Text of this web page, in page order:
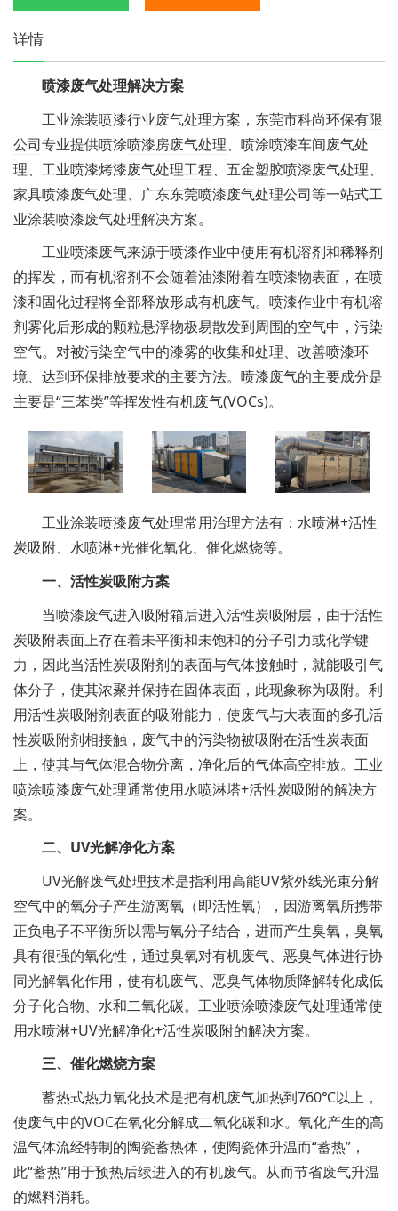
详情
喷漆废气处理解决方案
工业涂装喷漆行业废气处理方案， 东莞市科尚环保有限
公司专业提供喷涂喷漆房废气处理、喷涂喷漆车间废气处
理、工业喷漆烤漆废气处理工程、五金塑胶喷漆废气处理、
家具喷漆废气处理、广东东莞喷漆废气处理公司等一站式工
业涂装喷漆废气处理解决方案。
工业喷漆废气来源于喷漆作业中使用有机溶剂和稀释剂
的挥发，而有机溶剂不会随着油漆附着在喷漆物表面，在喷
漆和固化过程将全部释放形成有机废气。喷漆作业中有机溶
剂雾化后形成的颗粒悬浮物极易散发到周围的空气中，污染
空气。对被污染空气中的漆雾的收集和处理、改善喷漆环
境、达到环保排放要求的主要方法。喷漆废气的主要成分是
主要是“三苯类”等挥发性有机废气(VOCs)。
工业涂装喷漆废气处理常用治理方法有：水喷淋+活性
炭吸附、水喷淋+光催化氧化、催化燃烧等。
一、活性炭吸附方案
当喷漆废气进入吸附箱后进入活性炭吸附层，由于活性
炭吸附表面上存在着未平衡和未饱和的分子引力或化学键
力，因此当活性炭吸附剂的表面与气体接触时，就能吸引气
体分子，使其浓聚并保持在固体表面，此现象称为吸附。利
用活性炭吸附剂表面的吸附能力，使废气与大表面的多孔活
性炭吸附剂相接触，废气中的污染物被吸附在活性炭表面
上，使其与气体混合物分离，净化后的气体高空排放。工业
喷涂喷漆废气处理通常使用水喷淋塔+活性炭吸附的解决方
案。
二、UV光解净化方案
UV光解废气处理技术是指利用高能UV紫外线光束分解
空气中的氧分子产生游离氧（即活性氧），因游离氧所携带
正负电子不平衡所以需与氧分子结合，进而产生臭氧，臭氧
具有很强的氧化性，通过臭氧对有机废气、恶臭气体进行协
同光解氧化作用，使有机废气、恶臭气体物质降解转化成低
分子化合物、水和二氧化碳。工业喷涂喷漆废气处理通常使
用水喷淋+UV光解净化+活性炭吸附的解决方案。
三、催化燃烧方案
蓄热式热力氧化技术是把有机废气加热到760℃以上，
使废气中的VOC在氧化分解成二氧化碳和水。氧化产生的高
温气体流经特制的陶瓷蓄热体，使陶瓷体升温而“蓄热”，
此“蓄热”用于预热后续进入的有机废气。从而节省废气升温
的燃料消耗。